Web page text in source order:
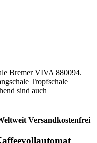
Bremer VIVA 880094.
Tropfschale
sind auch
Versandkostenfrei